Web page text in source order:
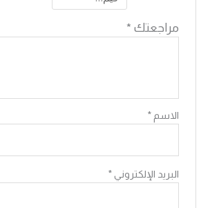
مراجعتك *
الاسم*
البريد الإلكتروني*